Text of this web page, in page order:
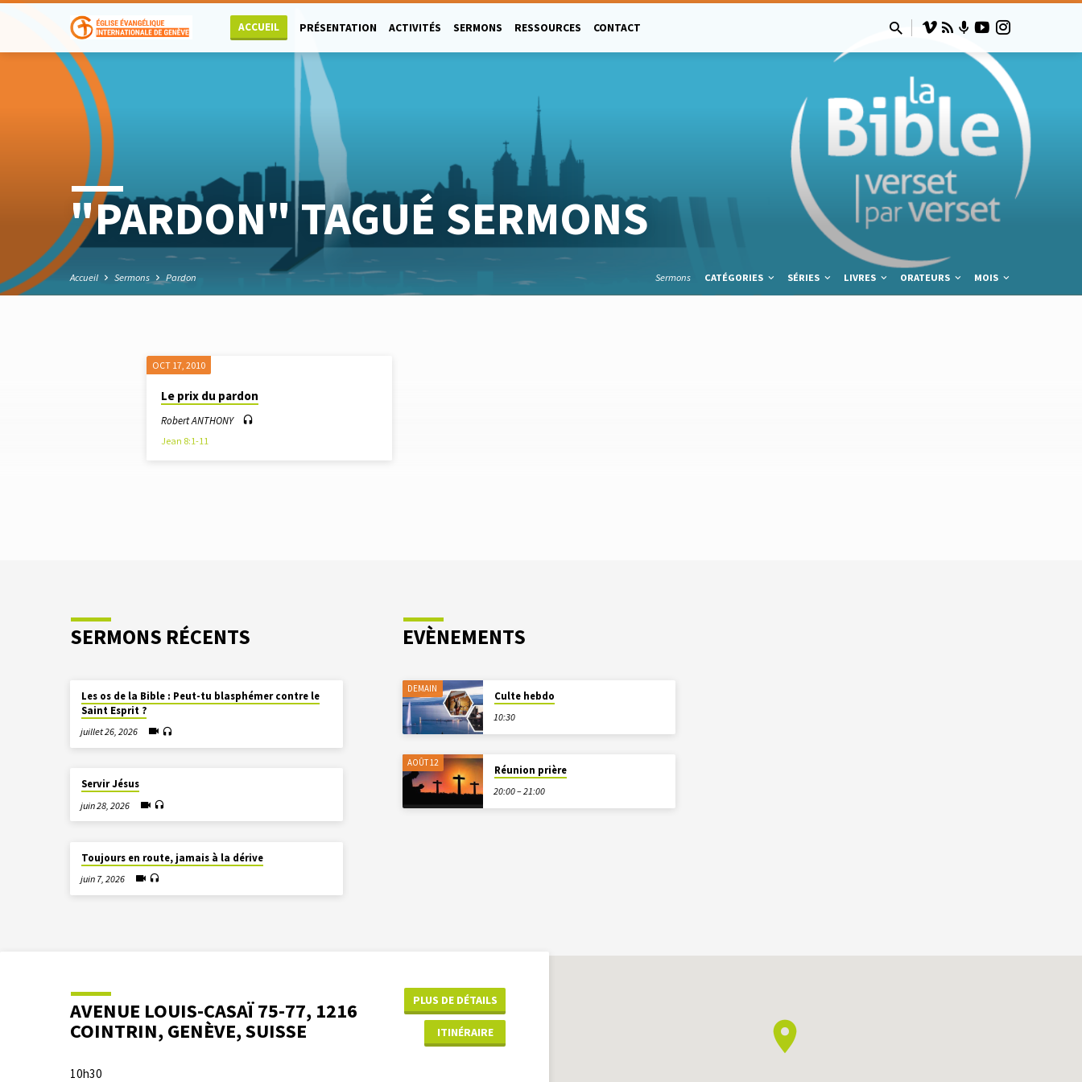
ACCUEIL PRÉSENTATION ACTIVITÉS SERMONS RESSOURCES CONTACT
"PARDON" TAGUÉ SERMONS
Accueil Sermons Pardon Sermons CATÉGORIES SÉRIES LIVRES ORATEURS MOIS
"PARDON"
TAGUÉ
OCT 17, 2010
Le prix du pardon
Robert ANTHONY
Jean 8:1-11
SERMONS RÉCENTS
Les os de la Bible : Peut-tu blasphémer contre le
Saint Esprit ?
juillet 26, 2026
Servir Jésus
juin 28, 2026
Toujours en route, jamais à la dérive
juin 7, 2026
EVÈNEMENTS
DEMAIN
Culte hebdo
10:30
AOÛT 12
Réunion prière
20:00 – 21:00
AVENUE LOUIS-CASAÏ 75-77, 1216
COINTRIN, GENÈVE, SUISSE
PLUS DE DÉTAILS
ITINÉRAIRE
10h30